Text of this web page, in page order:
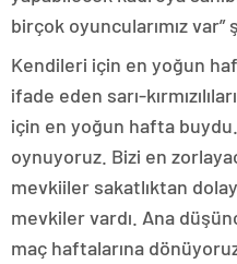
birçok oyuncularımız var”
Kendileri için en yoğun
ifade eden sarı-
için en yoğun hafta
oynuyoruz. Bizi en
mevkiiler sakatlıktan
mevkiler vardı. Ana
maç haftalarına